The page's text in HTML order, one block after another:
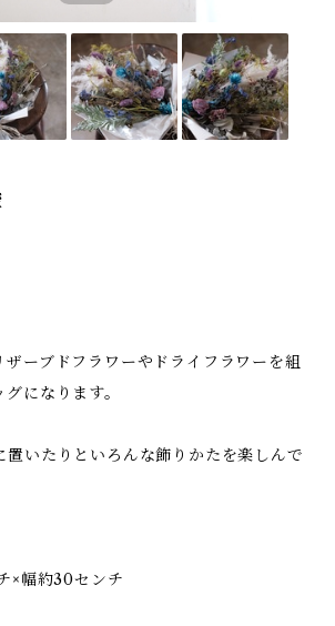
ザーブドフラワーやドライフラワーを組
になります。
置いたりといろんな飾りかたを楽しんで
×幅約30センチ